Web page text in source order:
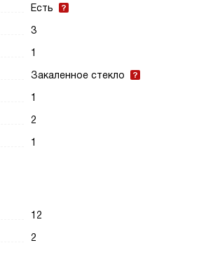
Есть
3
1
Закаленное стекло
1
2
1
12
2